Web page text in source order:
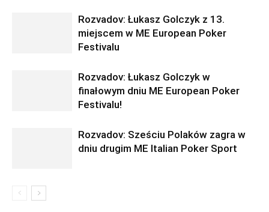
Rozvadov: Łukasz Golczyk z 13.
miejscem w ME European Poker
Festivalu
Rozvadov: Łukasz Golczyk w
finałowym dniu ME European Poker
Festivalu!
Rozvadov: Sześciu Polaków zagra w
dniu drugim ME Italian Poker Sport